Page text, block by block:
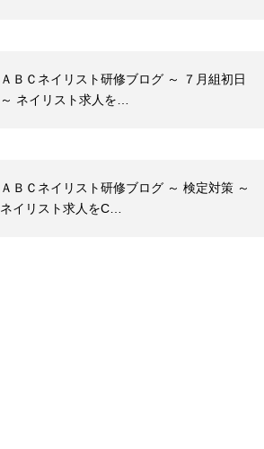
ＡＢＣネイリスト研修ブログ ～ ７月組初日
～ ネイリスト求人を…
ＡＢＣネイリスト研修ブログ ～ 検定対策 ～
ネイリスト求人をC…